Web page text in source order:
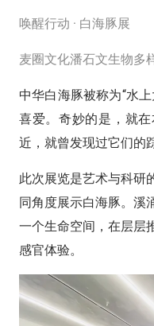
唤醒行动 · 白海豚展
麦圈文化潘石文生物多
中华白海豚被称为“水
喜爱。奇妙的是，就
近，就曾发现过它们的
此次展览是艺术与科研
同角度展示白海豚。溪
一个生命空间，在层层
感官体验。